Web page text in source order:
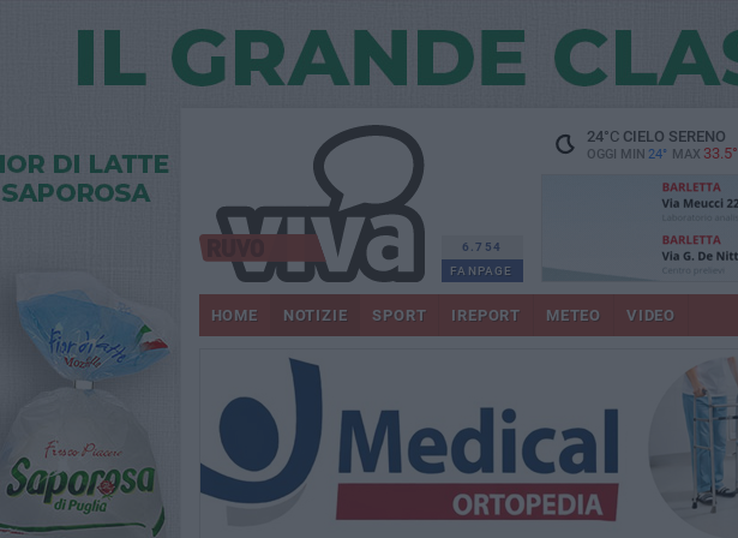
6.754
FANPAGE
24°CCIELO SERENO
OGGI MIN 24° MAX 33.5°
HOME NOTIZIE SPORT IREPORT METEO VIDEO